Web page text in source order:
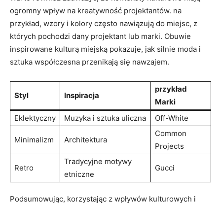
ogromny wpływ na kreatywność projektantów. na
przykład, wzory i kolory często nawiązują do miejsc, z
których pochodzi dany projektant lub marki. Obuwie
inspirowane kulturą miejską pokazuje, jak silnie moda i
sztuka współczesna przenikają się nawzajem.
Styl Inspiracja
przykład
Marki
Eklektyczny
Muzyka i sztuka uliczna Off-White
Minimalizm Architektura
Common
Projects
Retro
Tradycyjne motywy
etniczne
Gucci
Podsumowując, korzystając z wpływów kulturowych i